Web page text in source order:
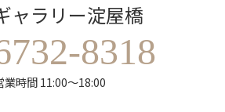
ャラリー淀屋橋
8318
業時間 11:00～18:00